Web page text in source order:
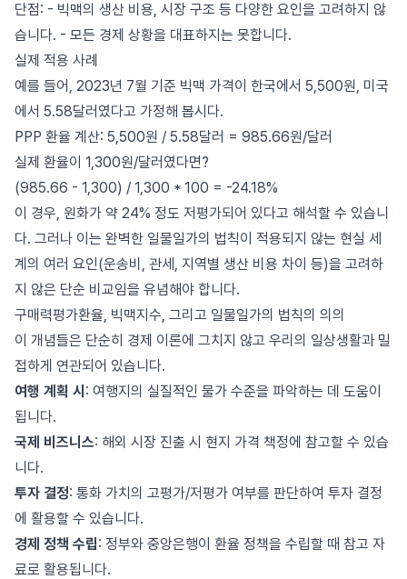
단점: - 빅맥의 생산 비용, 시장 구조 등 다양한 요인을 고려하지 않
습니다. - 모든 경제 상황을 대표하지는 못합니다.
실제 적용 사례
예를 들어, 2023년 7월 기준 빅맥 가격이 한국에서 5,500원, 미국
에서 5.58달러였다고 가정해 봅시다.
PPP 환율 계산: 5,500원 / 5.58달러 = 985.66원/달러
실제 환율이 1,300원/달러였다면?
(985.66 - 1,300) / 1,300 * 100 = -24.18%
이 경우, 원화가 약 24% 정도 저평가되어 있다고 해석할 수 있습니
다. 그러나 이는 완벽한 일물일가의 법칙이 적용되지 않는 현실 세
계의 여러 요인(운송비, 관세, 지역별 생산 비용 차이 등)을 고려하
지 않은 단순 비교임을 유념해야 합니다.
구매력평가환율, 빅맥지수, 그리고 일물일가의 법칙의 의의
이 개념들은 단순히 경제 이론에 그치지 않고 우리의 일상생활과 밀
접하게 연관되어 있습니다.
여행 계획 시 : 여행지의 실질적인 물가 수준을 파악하는 데 도움이
됩니다.
국제 비즈니스: 해외 시장 진출 시 현지 가격 책정에 참고할 수 있습
니다.
투자 결정: 통화 가치의 고평가/저평가 여부를 판단하여 투자 결정
에 활용할 수 있습니다.
경제 정책 수립: 정부와 중앙은행이 환율 정책을 수립할 때 참고 자
료로 활용됩니다.